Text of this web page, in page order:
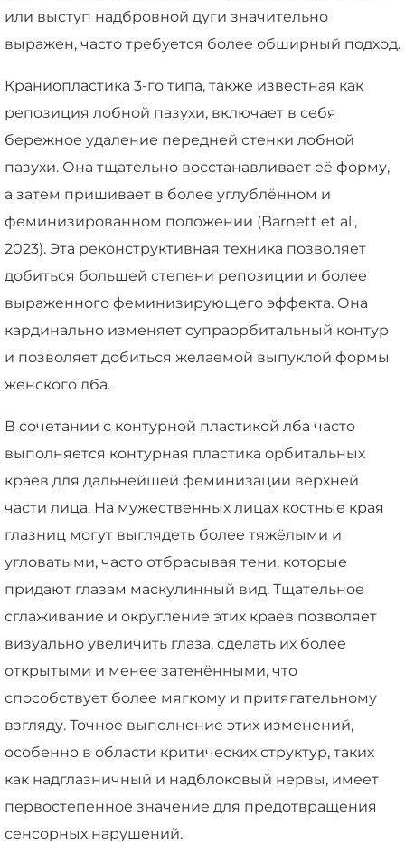
или выступ надбровной дуги значительно
выражен, часто требуется более обширный подход.
Краниопластика 3-го типа, также известная как
репозиция лобной пазухи, включает в себя
бережное удаление передней стенки лобной
пазухи. Она тщательно восстанавливает её форму,
а затем пришивает в более углублённом и
феминизированном положении (Barnett et al.,
2023). Эта реконструктивная техника позволяет
добиться большей степени репозиции и более
выраженного феминизирующего эффекта. Она
кардинально изменяет супраорбитальный контур
и позволяет добиться желаемой выпуклой формы
женского лба.
В сочетании с контурной пластикой лба часто
выполняется контурная пластика орбитальных
краев для дальнейшей феминизации верхней
части лица. На мужественных лицах костные края
глазниц могут выглядеть более тяжёлыми и
угловатыми, часто отбрасывая тени, которые
придают глазам маскулинный вид. Тщательное
сглаживание и округление этих краев позволяет
визуально увеличить глаза, сделать их более
открытыми и менее затенёнными, что
способствует более мягкому и притягательному
взгляду. Точное выполнение этих изменений,
особенно в области критических структур, таких
как надглазничный и надблоковый нервы, имеет
первостепенное значение для предотвращения
сенсорных нарушений.